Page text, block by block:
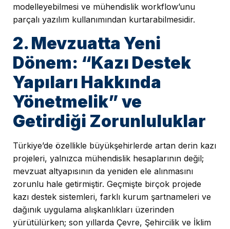
modelleyebilmesi ve mühendislik workflow’unu
parçalı yazılım kullanımından kurtarabilmesidir.
2. Mevzuatta Yeni
Dönem: “Kazı Destek
Yapıları Hakkında
Yönetmelik” ve
Getirdiği Zorunluluklar
Türkiye’de özellikle büyükşehirlerde artan derin kazı
projeleri, yalnızca mühendislik hesaplarının değil;
mevzuat altyapısının da yeniden ele alınmasını
zorunlu hale getirmiştir. Geçmişte birçok projede
kazı destek sistemleri, farklı kurum şartnameleri ve
dağınık uygulama alışkanlıkları üzerinden
yürütülürken; son yıllarda Çevre, Şehircilik ve İklim